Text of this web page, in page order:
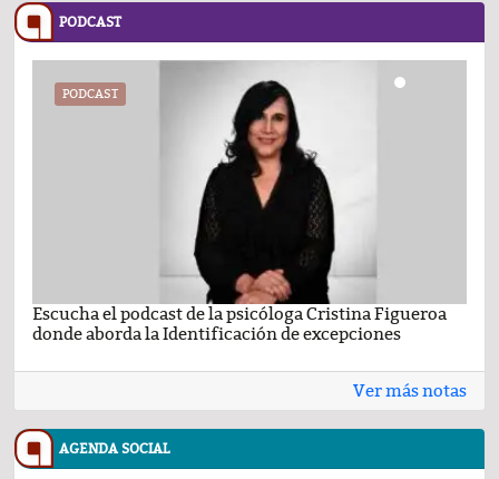
PODCAST
PODCAST
Escucha el podcast de la psicóloga Cristina Figueroa
donde aborda la Identificación de excepciones
Ver más notas
AGENDA SOCIAL